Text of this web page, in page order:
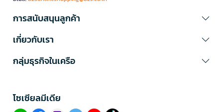
การสนับสนุนลูกค้า
เกี่ยวกับเรา
กลุ่มธุรกิจในเครือ
โซเซียลมีเดีย​